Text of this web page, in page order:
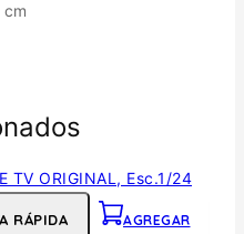
RÁPIDA AGREGAR